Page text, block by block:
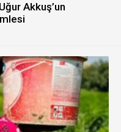
Akkuş’un